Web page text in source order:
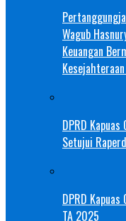
Wagub
Keuangan
DPRD
Setujui
DPRD
TA 2025